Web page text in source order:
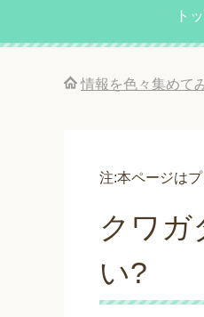
ト
情報を色々集めて
注:本ページは
クワガ
い?